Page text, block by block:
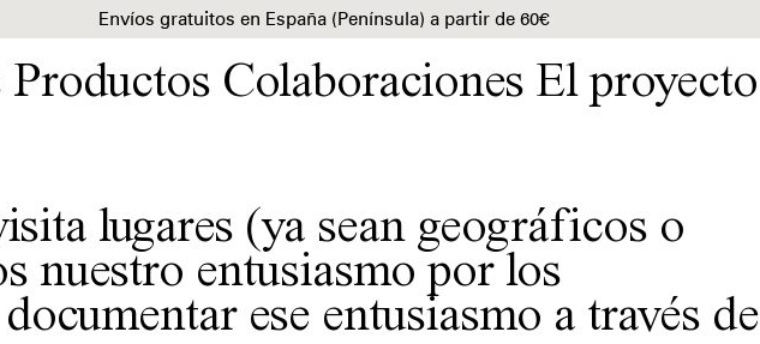
Envíos gratuitos en España (Península) a partir de 60€
Productos Colaboraciones El proyecto
lugares (ya sean geográficos o
nuestro entusiasmo por los
ese entusiasmo a través de